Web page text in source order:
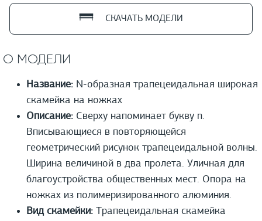
СКАЧАТЬ МОДЕЛИ
О МОДЕЛИ
Название: N-образная трапецеидальная широкая
скамейка на ножках
Описание: Сверху напоминает букву n.
Вписывающиеся в повторяющейся
геометрический рисунок трапецеидальной волны.
Ширина величиной в два пролета. Уличная для
благоустройства общественных мест. Опора на
ножках из полимеризированного алюминия.
Вид скамейки: Трапецеидальная скамейка